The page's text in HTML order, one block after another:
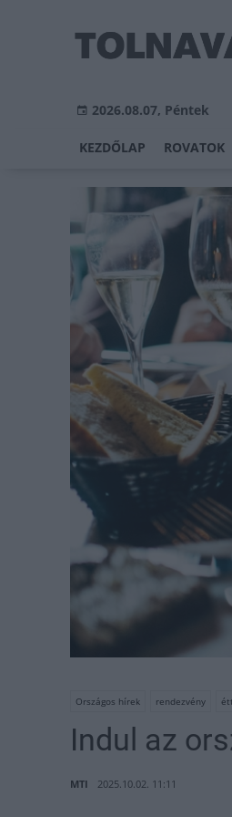
2026.08.07, Péntek
KEZDŐLAP ROVATOK
Országos hírek rendezvény
Indul az
MTI 2025.10.02. 11:11